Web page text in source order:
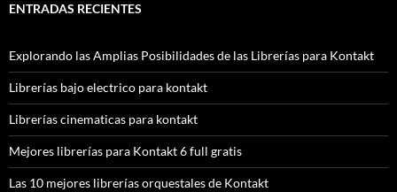
ENTRADAS RECIENTES
Explorando las Amplias Posibilidades de las Librerías para Kontakt
Librerías bajo electrico para kontakt
Librerías cinematicas para kontakt
Mejores librerías para Kontakt 6 full gratis
Las 10 mejores librerías orquestales de Kontakt